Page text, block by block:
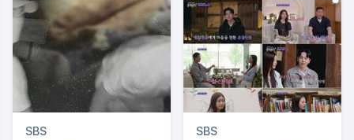
SBS SBS